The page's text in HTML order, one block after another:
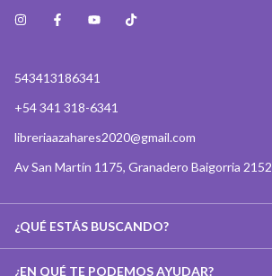
543413186341
+54 341 318-6341
libreriaazahares2020@gmail.com
Av San Martín 1175, Granadero Baigorria 2152
¿QUÉ ESTÁS BUSCANDO?
¿EN QUÉ TE PODEMOS AYUDAR?